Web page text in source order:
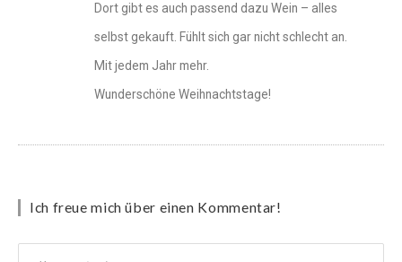
Dort gibt es auch passend dazu Wein – alles
selbst gekauft. Fühlt sich gar nicht schlecht an.
Mit jedem Jahr mehr.
Wunderschöne Weihnachtstage!
Ich freue mich über einen Kommentar!